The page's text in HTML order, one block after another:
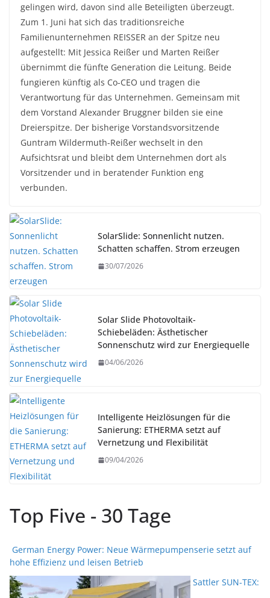
gelingen wird, davon sind alle Beteiligten überzeugt.
Zum 1. Juni hat sich das traditionsreiche
Familienunternehmen REISSER an der Spitze neu
aufgestellt: Mit Jessica Reißer und Marten Reißer
übernimmt die fünfte Generation die Leitung. Beide
fungieren künftig als Co-CEO und tragen die
Verantwortung für das Unternehmen. Gemeinsam mit
dem Vorstand Alexander Bruggner bilden sie eine
Dreierspitze. Der bisherige Vorstandsvorsitzende
Guntram Wildermuth-Reißer wechselt in den
Aufsichtsrat und bleibt dem Unternehmen dort als
Vorsitzender und in beratender Funktion eng
verbunden.
SolarSlide: Sonnenlicht nutzen.
Schatten schaffen. Strom erzeugen
30/07/2026
Solar Slide Photovoltaik-
Schiebeläden: Ästhetischer
Sonnenschutz wird zur Energiequelle
04/06/2026
Intelligente Heizlösungen für die
Sanierung: ETHERMA setzt auf
Vernetzung und Flexibilität
09/04/2026
Top Five - 30 Tage
German Energy Power: Neue Wärmepumpenserie setzt auf
hohe Effizienz und leisen Betrieb
Sattler SUN-TEX: